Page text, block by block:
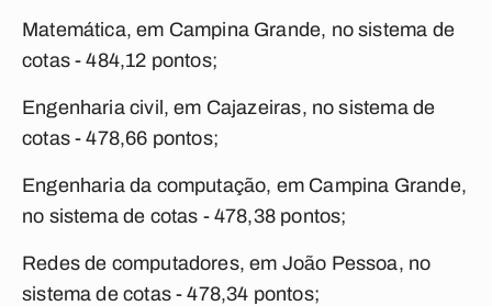
Matemática, em Campina Grande, no sistema de
cotas - 484,12 pontos;
Engenharia civil, em Cajazeiras, no sistema de
cotas - 478,66 pontos;
Engenharia da computação, em Campina Grande,
no sistema de cotas - 478,38 pontos;
Redes de computadores, em João Pessoa, no
sistema de cotas - 478,34 pontos;